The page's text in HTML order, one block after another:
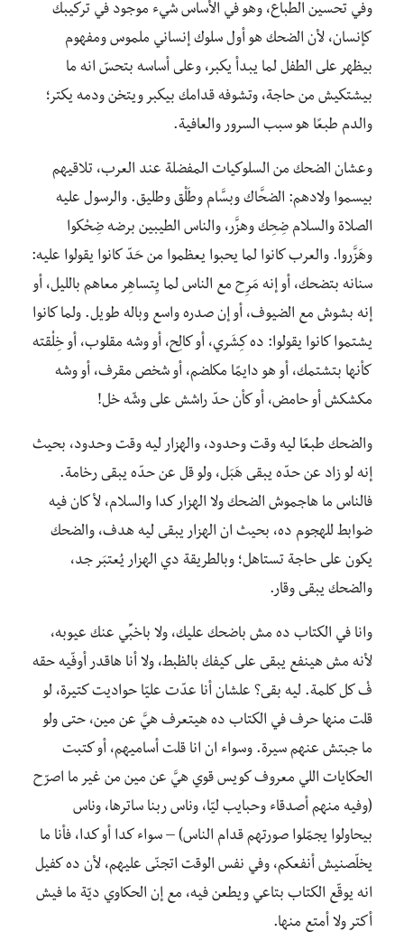
وفي تحسين الطباع، وهو في الأساس شيء موجود في تركيبك
كإنسان، لأن الضحك هو أول سلوك إنساني ملموس ومفهوم
بيظهر على الطفل لما يبدأ يكبر، وعلى أساسه بتحسّ انه ما
بيشتكيش من حاجة، وتشوفه قدامك بيكبر ويتخن ودمه يكتر؛
والدم طبعًا هو سبب السرور والعافية.
وعشان الضحك من السلوكيات المفضلة عند العرب، تلاقيهم
بيسموا ولادهم: الضحَّاك وبسَّام وطَلْق وطليق. والرسول عليه
الصلاة والسلام ضِحِك وهزَّر، والناس الطيبين برضه ضِحْكوا
وهَزَّروا. والعرب كانوا لما يحبوا يعظموا من حَدّ كانوا يقولوا عليه:
سنانه بتضحك، أو إنه مَرِح مع الناس لما يِتساهِر معاهم بالليل، أو
إنه بشوش مع الضيوف، أو إن صدره واسع وباله طويل. ولما كانوا
يشتموا كانوا يقولوا: ده كِشَري، أو كالِح، أو وشه مقلوب، أو خِلْقته
كأنها بتشتمك، أو هو دايمًا مكلضم، أو شخص مقرف، أو وشه
مكشكش أو حامض، أو كأن حدّ راشش على وشّه خل!
والضحك طبعًا ليه وقت وحدود، والهزار ليه وقت وحدود، بحيث
إنه لو زاد عن حدّه يبقى هَبَل، ولو قل عن حدّه يبقى رخامة.
فالناس ما هاجموش الضحك ولا الهزار كدا والسلام، لأ كان فيه
ضوابط للهجوم ده، بحيث ان الهزار يبقى ليه هدف، والضحك
يكون على حاجة تستاهل؛ وبالطريقة دي الهزار يُعتبَر جد،
والضحك يبقى وقار.
وانا في الكتاب ده مش باضحك عليك، ولا باخبِّي عنك عيوبه،
لأنه مش هينفع يبقى على كيفك بالظبط، ولا أنا هاقدر أوفّيه حقه
فْ كل كلمة. ليه بقى؟ علشان أنا عدّت عليّا حواديت كتيرة، لو
قلت منها حرف في الكتاب ده هيتعرف هيَّ عن مين، حتى ولو
ما جبتش عنهم سيرة. وسواء ان انا قلت أساميهم، أو كتبت
الحكايات اللي معروف كويس قوي هيَّ عن مين من غير ما اصرّح
(وفيه منهم أصدقاء وحبايب ليّا، وناس ربنا ساترها، وناس
بيحاولوا يجمّلوا صورتهم قدام الناس) – سواء كدا أو كدا، فأنا ما
يخلّصنيش أنفعكم، وفي نفس الوقت اتجنّى عليهم، لأن ده كفيل
انه يوقّع الكتاب بتاعي ويطعن فيه، مع إن الحكاوي ديّة ما فيش
أكتر ولا أمتع منها.